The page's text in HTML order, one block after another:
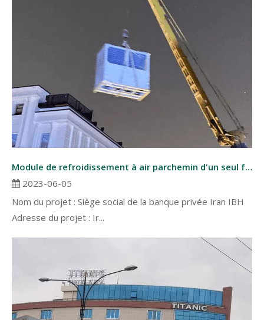
Module de refroidissement à air parchemin d'un seul froid en Iran
2023-06-05
Nom du projet : Siège social de la banque privée Iran IBH
Adresse du projet : Ir...